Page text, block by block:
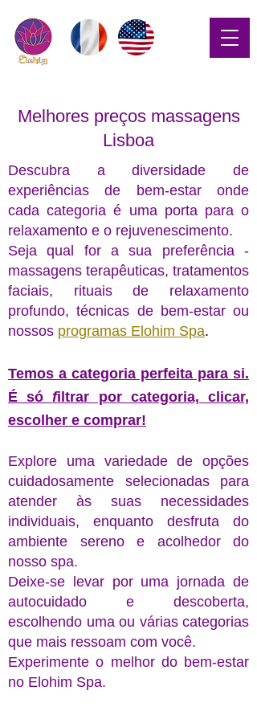
Melhores preços massagens
Lisboa
Descubra a diversidade de
experiências de bem-estar onde
cada categoria é uma porta para o
relaxamento e o rejuvenescimento.
Seja qual for a sua preferência -
massagens terapêuticas, tratamentos
faciais, rituais de relaxamento
profundo, técnicas de bem-estar ou
nossos programas Elohim Spa.
Temos a categoria perfeita para si.
É sófiltrar por categoria, clicar,
escolher e comprar!
Explore uma variedade de opções
cuidadosamente selecionadas para
atender às suas necessidades
individuais, enquanto desfruta do
ambiente sereno e acolhedor do
nosso spa.
Deixe-se levar por uma jornada de
autocuidado e descoberta,
escolhendo uma ou várias categorias
que mais ressoam com você.
Experimente o melhor do bem-estar
no Elohim Spa.